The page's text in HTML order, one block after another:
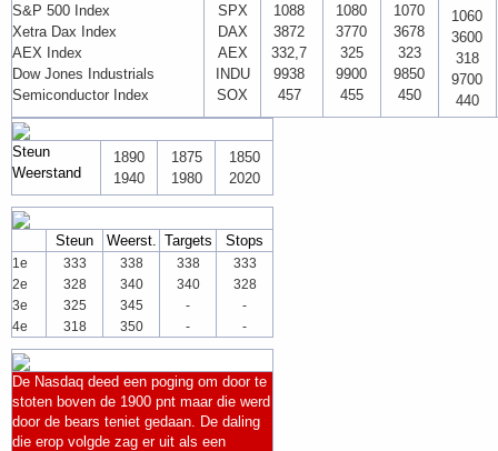
S&P 500 Index
Xetra Dax Index
AEX Index
Dow Jones Industrials
Semiconductor Index
SPX
DAX
AEX
INDU
SOX
1088
3872
332,7
9938
457
1080
3770
325
9900
455
1070
3678
323
9850
450
1060
3600
318
9700
440
Steun
Weerstand
1890
1940
1875
1980
1850
2020
Steun Weerst. Targets Stops
1e
2e
3e
4e
333
328
325
318
338
340
345
350
338
340
-
-
333
328
-
-
De Nasdaq deed een poging om door te
stoten boven de 1900 pnt maar die werd
door de bears teniet gedaan. De daling
die erop volgde zag er uit als een